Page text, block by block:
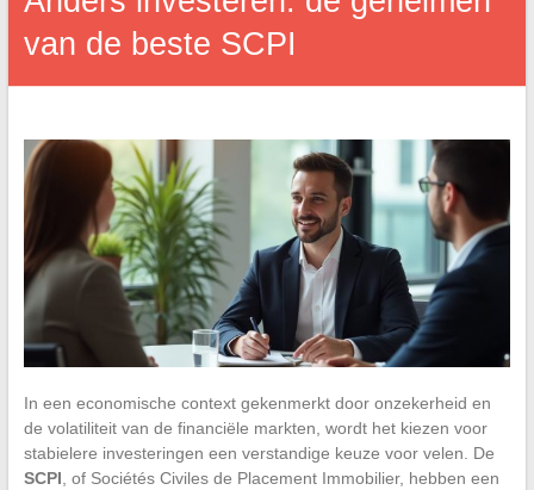
van de beste SCPI
In een economische context gekenmerkt door onzekerheid en
de volatiliteit van de financiële markten, wordt het kiezen voor
stabielere investeringen een verstandige keuze voor velen. De
SCPI , of Sociétés Civiles de Placement Immobilier, hebben een